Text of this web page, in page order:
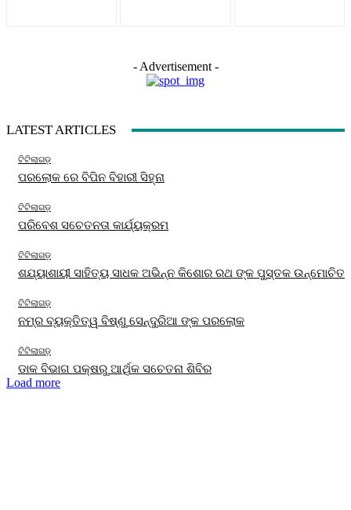
- Advertisement -
LATEST ARTICLES
ଟିଟିଲାଗଡ଼
ପରଲୋକ ରେ ବିପିନ ବିହାରୀ ସିହ୍ନା
ଟିଟିଲାଗଡ଼
ପରିବେଶ ସଚେତନତା କାର୍ଯ୍ୟକ୍ରମ
ଟିଟିଲାଗଡ଼
ଶଯ୍ୟାଶାୟୀ ସାହିତ୍ୟ ସାଧକ ଅଭିନ୍ନ କିଶୋର ରଥ ଙ୍କ ପୁସ୍ତକ ଉନ୍ମୋଚିତ
ଟିଟିଲାଗଡ଼
ନମ୍ର ବ୍ୟକ୍ତିତ୍ୱ ବିଷ୍ଣୁ ସେନ୍ଦୁରିଆ ଙ୍କ ପରଲୋକ
ଟିଟିଲାଗଡ଼
ଡାକ ବିଭାଗ ପକ୍ଷରୁ ଆର୍ଥିକ ସଚେତନା ଶିବିର
Load more